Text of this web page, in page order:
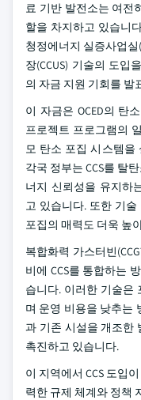
료 기반 발전소는 여전
할을 차지하고 있습니
청정에너지 실증사업실
장(CCUS) 기술의 도입
의 자금 지원 기회를 발
이 자금은 OCED의 탄
프로젝트 프로그램의
모 탄소 포집 시스템을
각국 정부는 CCS를 탈
너지 신뢰성을 유지하
고 있습니다. 또한 기
포집의 매력도 더욱 높
복합화력 가스터빈
비에 CCS를 통합하는
습니다. 이러한 기술은
며 운영 비용을 낮추는
과 기존 시설을 개조한
촉진하고 있습니다.
이 지역에서 CCS 도입
력한 규제 체계와 정책